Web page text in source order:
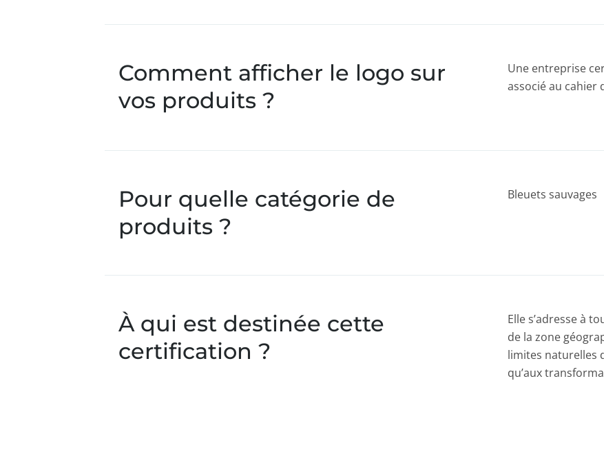
Comment afficher le logo sur
vos produits ?
Une entreprise
associé au cahier
Pour quelle catégorie de
produits ?
Bleuets sauvages
À qui est destinée cette
certification ?
Elle s’adresse à
de la zone
limites naturelles
qu’aux